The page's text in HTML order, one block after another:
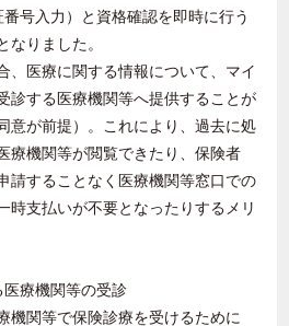
号入力）と資格確認を即時に行う
なりました。
、医療に関する情報について、マイ
診する医療機関等へ提供することが
意が前提）。これにより、過去に処
療機関等が閲覧できたり、保険者
請することなく医療機関等窓口での
時支払いが不要となったりするメリ
療機関等の受診
機関等で保険診療を受けるために